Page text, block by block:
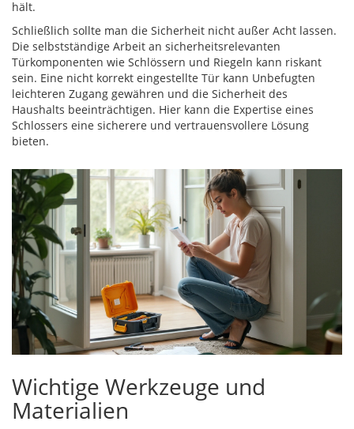
hält.
Schließlich sollte man die Sicherheit nicht außer Acht lassen.
Die selbstständige Arbeit an sicherheitsrelevanten
Türkomponenten wie Schlössern und Riegeln kann riskant
sein. Eine nicht korrekt eingestellte Tür kann Unbefugten
leichteren Zugang gewähren und die Sicherheit des
Haushalts beeinträchtigen. Hier kann die Expertise eines
Schlossers eine sicherere und vertrauensvollere Lösung
bieten.
Wichtige Werkzeuge und
Materialien